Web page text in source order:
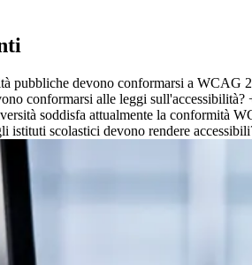
pubbliche devono conformarsi a
conformarsi alle leggi sull'accessibilità?
soddisfa attualmente la conformità
istituti scolastici devono rendere